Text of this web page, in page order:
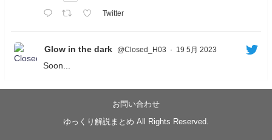
Twitter
Glow in the dark @Closed_H03 · 19 5月 2023
Soon...
【忍】ゆっくり季節性ドネート2021初夏22･23春/異世
界ファンタジー回解説【殺】～トリダ編
https://www.nicovideo.jp/watch/sm42161719
お問い合わせ
ゆっくり解説まとめ All Rights Reserved.